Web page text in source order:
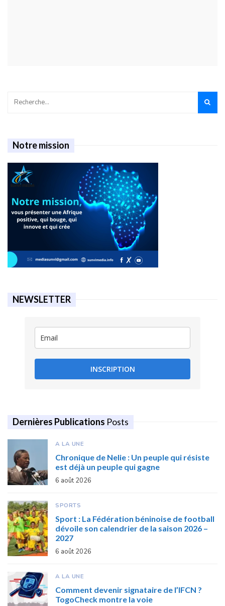
Notre mission
NEWSLETTER
INSCRIPTION
Dernières Publications Posts
A LA UNE
Chronique de Nelie : Un peuple qui résiste
est déjà un peuple qui gagne
6 août 2026
SPORTS
Sport : La Fédération béninoise de football
dévoile son calendrier de la saison 2026 –
2027
6 août 2026
A LA UNE
Comment devenir signataire de l’IFCN ?
TogoCheck montre la voie